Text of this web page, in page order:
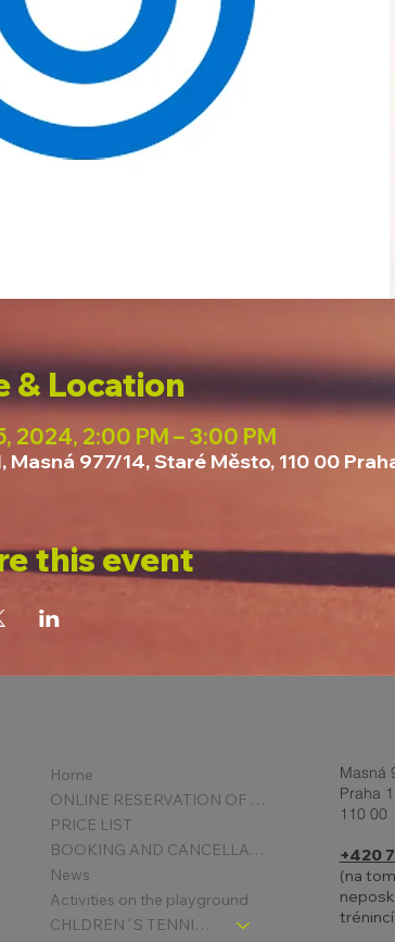
& Location
2024, 2:00 PM – 3:00 PM
Masná 977/14, Staré Město, 110 00
this event
Home
ONLINE RESERVATION OF COURTS
PRICE LIST
BOOKING AND CANCELLATION
News
Activities on the playground
CHLDREN´S TENNIS SCHOOL - SIGNPOST
Masná
Praha
110 00
+420
(na